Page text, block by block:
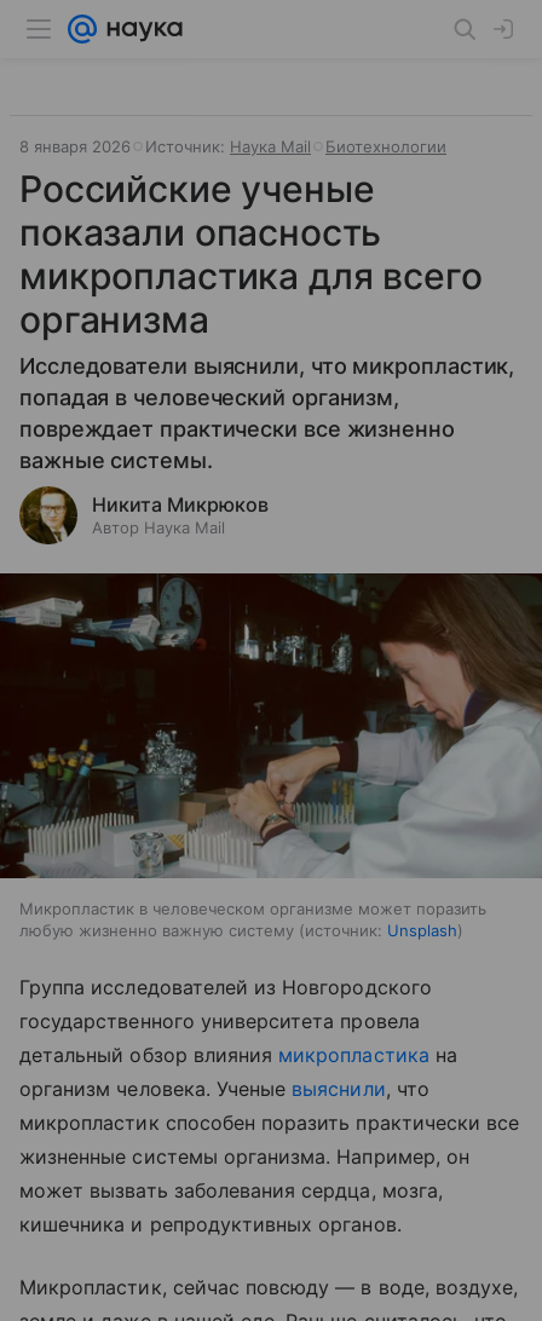
8 января 2026 Источник: Наука Mail Биотехнологии
Российские ученые
показали опасность
микропластика для всего
организма
Исследователи выяснили, что микропластик,
попадая в человеческий организм,
повреждает практически все жизненно
важные системы.
Никита Микрюков
Автор Наука Mail
Микропластик в человеческом организме может поразить
любую жизненно важную систему
источник: Unsplash
Группа исследователей из Новгородского
государственного университета провела
детальный обзор влияния микропластика на
организм человека. Ученые выяснили, что
микропластик способен поразить практически все
жизненные системы организма. Например, он
может вызвать заболевания сердца, мозга,
кишечника и репродуктивных органов.
Микропластик, сейчас повсюду — в воде, воздухе,